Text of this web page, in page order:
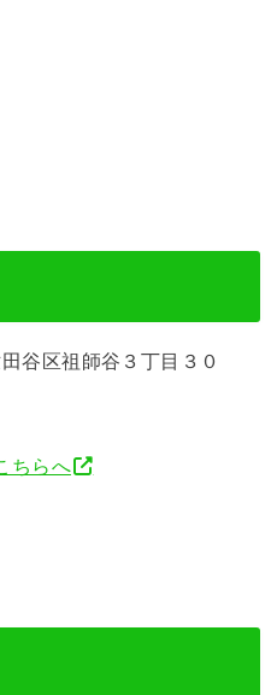
谷区祖師谷３丁目３０
ちらへ